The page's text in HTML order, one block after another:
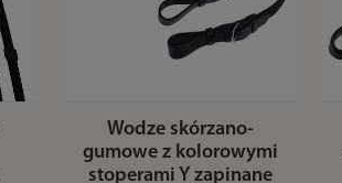
Wodze skórzano-
gumowe z kolorowymi
stoperami Y zapinane